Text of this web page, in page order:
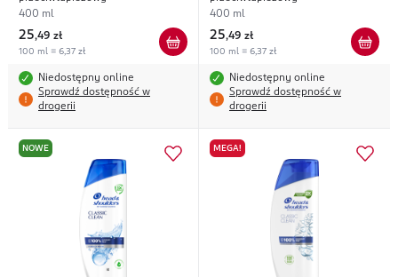
400 ml
25,49 zł
100 ml = 6,37 zł
Niedostępny online
Sprawdź dostępność w
drogerii
400 ml
25,49 zł
100 ml = 6,37 zł
Niedostępny online
Sprawdź dostępność w
drogerii
NOWE MEGA!